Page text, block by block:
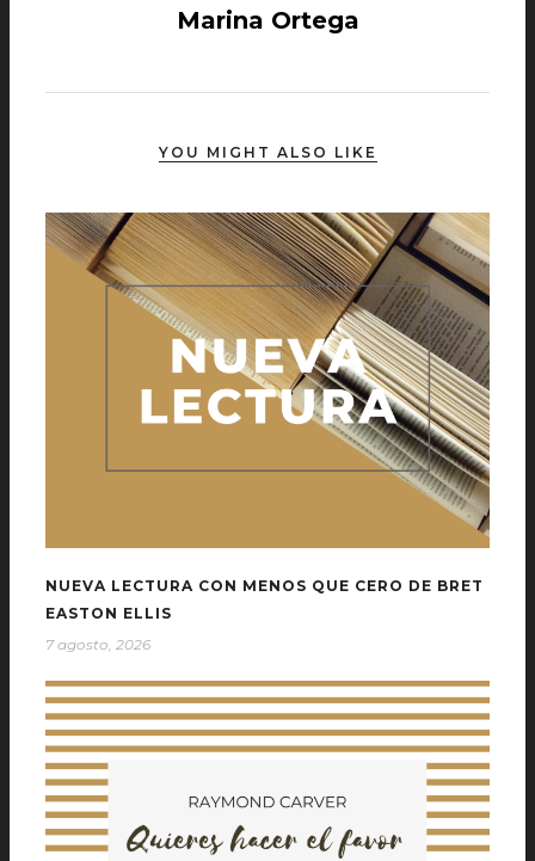
Marina Ortega
YOU MIGHT ALSO LIKE
NUEVA LECTURA CON MENOS QUE CERO DE BRET
EASTON ELLIS
7 agosto, 2026